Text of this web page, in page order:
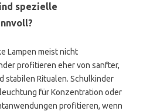
spezielle
Lampen meist nicht
profitieren eher von sanfter,
stabilen Ritualen. Schulkinder
für Konzentration oder
profitieren, wenn